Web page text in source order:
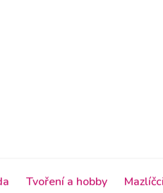
Tvoření a hobby Mazlíčci